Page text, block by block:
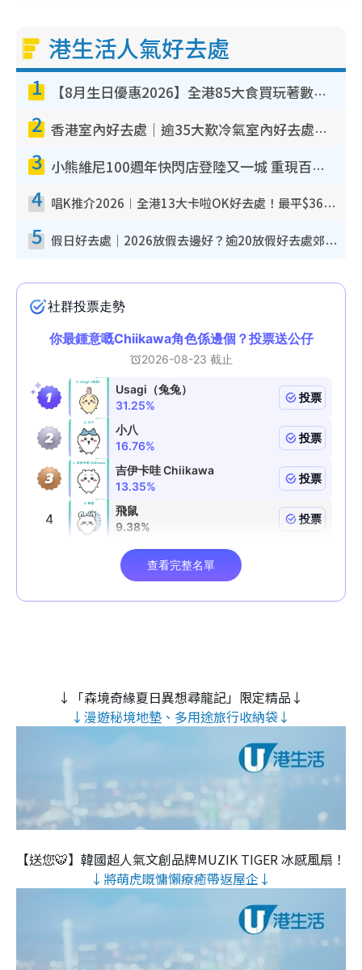
港生活人氣好去處
1 【8月生日優惠2026】全港85大食買玩著數攻略 自助餐/火鍋放題同行免費＋誠品/DONKI送現金券
2 香港室內好去處｜逾35大歎冷氣室內好去處推介 室內活動免費避雨無懼落雨
3 小熊維尼100週年快閃店登陸又一城 重現百畝森林經典場景／獨家限定盲盒登場／專屬DIY香水
4 唱K推介2026︱全港13大卡啦OK好去處！最平$36起 日文K都有！(附地址+收費詳情)
5 假日好去處｜2026放假去邊好？逾20放假好去處郊外/秘景 休閒半日或一日遊
↓「森境奇緣夏日異想尋龍記」限定精品↓
↓漫遊秘境地墊、多用途旅行收納袋↓
【送您🐯】韓國超人氣文創品牌MUZIK TIGER 冰感風扇！
↓將萌虎嘅慵懶療癒帶返屋企↓